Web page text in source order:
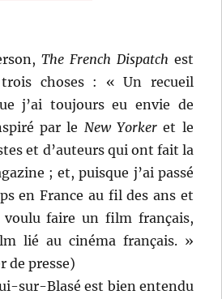
The French Dispatch est
choses : « Un recueil
j’ai toujours eu envie de
par le New Yorker et le
et d’auteurs qui ont fait la
; et, puisque j’ai passé
en France au fil des ans et
voulu faire un film français,
lié au cinéma français. »
de presse)
sur-Blasé est bien entendu